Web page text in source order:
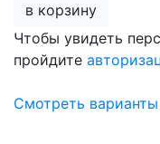
в корзину
Чтобы увидеть
пройдите
Смотреть